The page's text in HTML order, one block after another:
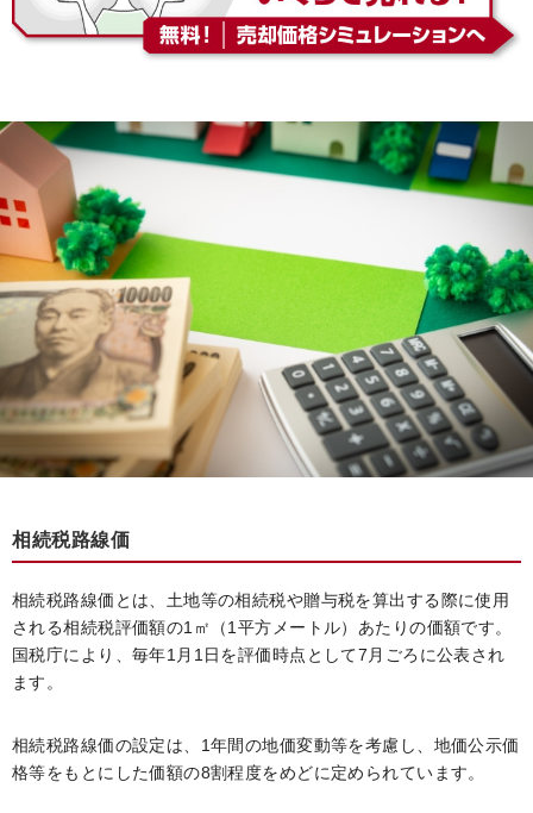
相続税路線価
相続税路線価とは、土地等の相続税や贈与税を算出する際に使用
される相続税評価額の1㎡（1平方メートル）あたりの価額です。
国税庁により、毎年1月1日を評価時点として7月ごろに公表され
ます。
相続税路線価の設定は、1年間の地価変動等を考慮し、地価公示価
格等をもとにした価額の8割程度をめどに定められています。